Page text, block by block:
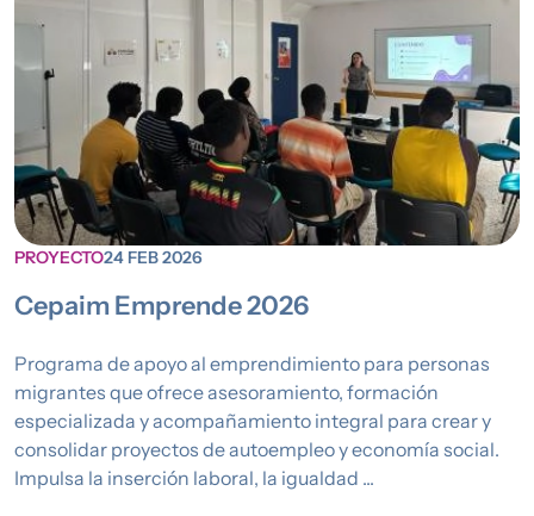
PROYECTO24 FEB 2026
Cepaim Emprende 2026
Programa de apoyo al emprendimiento para personas
migrantes que ofrece asesoramiento, formación
especializada y acompañamiento integral para crear y
consolidar proyectos de autoempleo y economía social.
Impulsa la inserción laboral, la igualdad ...